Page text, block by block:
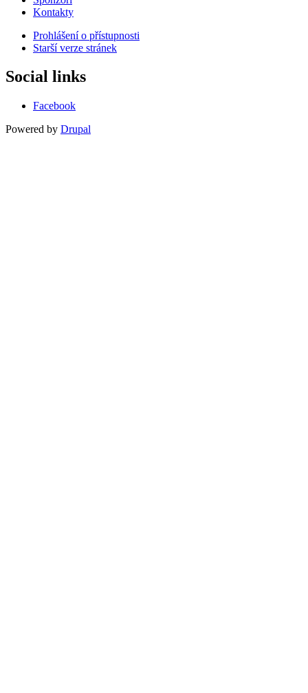
Kontakty
Menu
patičky
Prohlášení o přístupnosti
Starší verze stránek
Social links
Facebook
Powered by Drupal